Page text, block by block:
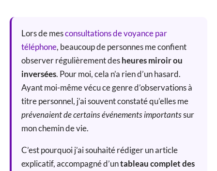
Lors de mesconsultations de voyance par
téléphone, beaucoup de personnes me confient
observer régulièrement desheures miroir ou
inversées. Pour moi, cela n’a rien d’un hasard.
Ayant moi-même vécu ce genre d’observations à
titre personnel, j’ai souvent constaté qu’elles me
prévenaient de certains événements importantssur
mon chemin de vie.
C’est pourquoi j’ai souhaité rédiger un article
explicatif, accompagné d’untableau complet des